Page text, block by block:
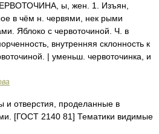
ы, жен. 1. Изъян,
в чём н. червями, нек рыми
Яблоко с червоточиной. Ч. в
внутренняя склонность к
| уменьш. червоточинка, и
отверстия, проделанные в
[ГОСТ 2140 81] Тематики видимые